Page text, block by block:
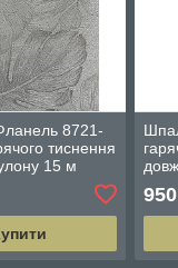
8721-
тиснення
15 м
м = 5 смуг по
3 м
950